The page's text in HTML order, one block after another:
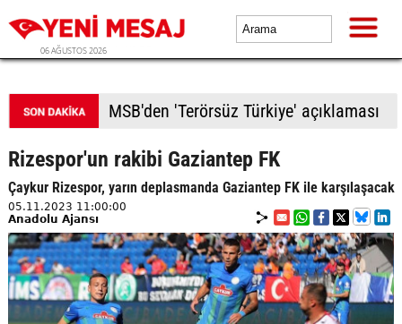
06 AĞUSTOS 2026
Tarlalarda kimyasal kullanımı yüzde 90 azalıyor
Rizespor'un rakibi Gaziantep FK
Çaykur Rizespor, yarın deplasmanda Gaziantep FK ile karşılaşacak
05.11.2023 11:00:00
Anadolu Ajansı